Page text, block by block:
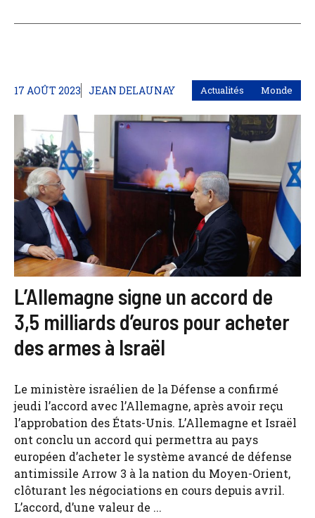
17 AOÛT 2023 JEAN DELAUNAY Actualités Monde
L’Allemagne signe un accord de
3,5 milliards d’euros pour acheter
des armes à Israël
Le ministère israélien de la Défense a confirmé
jeudi l’accord avec l’Allemagne, après avoir reçu
l’approbation des États-Unis. L’Allemagne et Israël
ont conclu un accord qui permettra au pays
européen d’acheter le système avancé de défense
antimissile Arrow 3 à la nation du Moyen-Orient,
clôturant les négociations en cours depuis avril.
L’accord, d’une valeur de ...